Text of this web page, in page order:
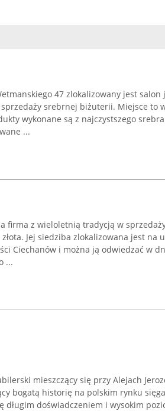
47 zlokalizowany jest salon
srebrnej biżuterii. Miejsce to
wykonane są z najczystszego
...
firma z wieloletnią tradycją w
Jej siedziba zlokalizowana jest na
Ciechanów i można ją odwiedzać w
...
mieszczący się przy Alejach
bogatą historię na polskim rynku
długim doświadczeniem i wysokim